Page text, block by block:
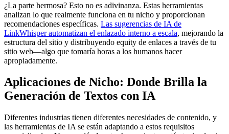
¿La parte hermosa? Esto no es adivinanza. Estas herramientas
analizan lo que realmente funciona en tu nicho y proporcionan
recomendaciones específicas. Las sugerencias de IA de
LinkWhisper automatizan el enlazado interno a escala, mejorando la
estructura del sitio y distribuyendo equity de enlaces a través de tu
sitio web—algo que tomaría horas a los humanos hacer
apropiadamente.
Aplicaciones de Nicho: Donde Brilla la
Generación de Textos con IA
Diferentes industrias tienen diferentes necesidades de contenido, y
las herramientas de IA se están adaptando a estos requisitos